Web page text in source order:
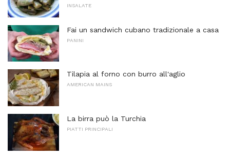
INSALATE
Fai un sandwich cubano tradizionale a casa
PANINI
Tilapia al forno con burro all'aglio
AMERICAN MAINS
La birra può la Turchia
PIATTI PRINCIPALI